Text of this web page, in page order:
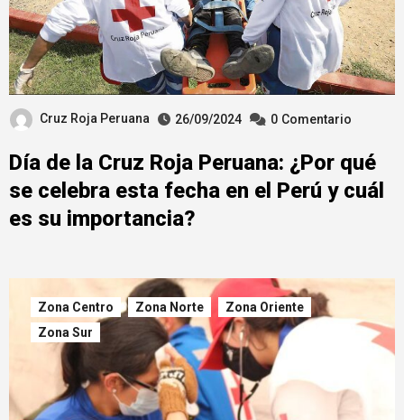
Cruz Roja Peruana 26/09/2024 0 Comentario
Día de la Cruz Roja Peruana: ¿Por qué
se celebra esta fecha en el Perú y cuál
es su importancia?
Zona Centro Zona Norte
Zona Oriente
Zona Sur